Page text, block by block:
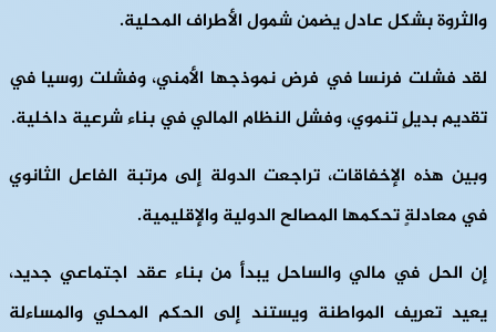
والثروة بشكل عادل يضمن شمول الأطراف المحلية.
لقد فشلت فرنسا في فرض نموذجها الأمني، وفشلت روسيا في
تقديم بديلٍ تنموي، وفشل النظام المالي في بناء شرعية داخلية.
وبين هذه الإخفاقات، تراجعت الدولة إلى مرتبة الفاعل الثانوي
في معادلةٍ تحكمها المصالح الدولية والإقليمية.
إن الحل في مالي والساحل يبدأ من بناء عقد اجتماعي جديد،
يعيد تعريف المواطنة ويستند إلى الحكم المحلي والمساءلة